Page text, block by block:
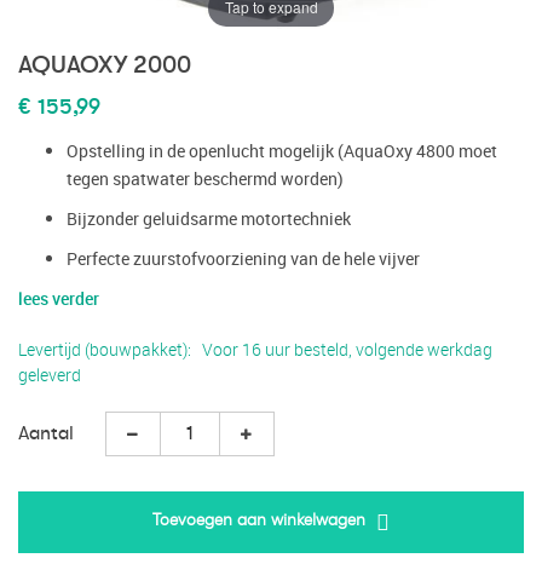
AQUAOXY 2000
€ 155,99
Opstelling in de openlucht mogelijk (AquaOxy 4800 moet
tegen spatwater beschermd worden)
Bijzonder geluidsarme motortechniek
Perfecte zuurstofvoorziening van de hele vijver
lees verder
Levertijd (bouwpakket)
Voor 16 uur besteld, volgende werkdag
geleverd
Aantal
Toevoegen aan winkelwagen
Tap to expand